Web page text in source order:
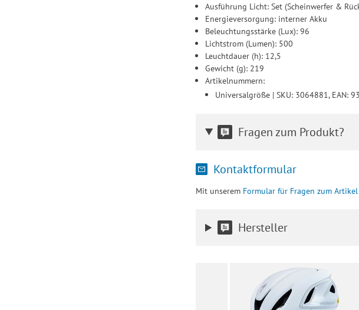
Ausführung Licht: Set (Scheinwerfer &
Energieversorgung: interner Akku
Beleuchtungsstärke (Lux): 96
Lichtstrom (Lumen): 500
Leuchtdauer (h): 12,5
Gewicht (g): 219
Artikelnummern:
Universalgröße | SKU: 3064881, EAN:
Fragen zum Produkt?
Kontaktformular
Mit unserem Formular für Fragen zum Artikel
Hersteller